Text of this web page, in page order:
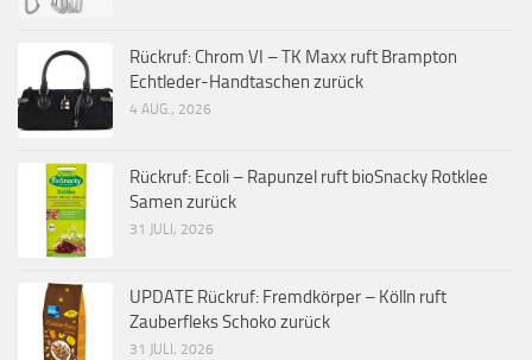
Rückruf: Chrom VI – TK Maxx ruft Brampton
Echtleder-Handtaschen zurück
4 AUG., 2026
Rückruf: Ecoli – Rapunzel ruft bioSnacky Rotklee
Samen zurück
31 JULI, 2026
UPDATE Rückruf: Fremdkörper – Kölln ruft
Zauberfleks Schoko zurück
31 JULI, 2026